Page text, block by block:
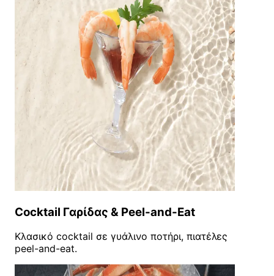
Cocktail Γαρίδας & Peel-and-Eat
Κλασικό cocktail σε γυάλινο ποτήρι, πιατέλες
peel-and-eat.